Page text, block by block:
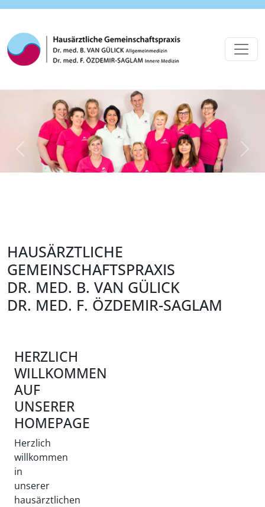
Previous Next
HAUSÄRZTLICHE
GEMEINSCHAFTSPRAXIS
DR. MED. B. VAN GÜLICK
DR. MED. F. ÖZDEMIR-SAGLAM
HERZLICH
WILLKOMMEN
AUF
UNSERER
HOMEPAGE
Herzlich
willkommen
in
unserer
hausärztlichen